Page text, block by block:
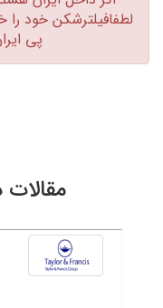
لطفافیلترشکن خود را
پی
مقالات